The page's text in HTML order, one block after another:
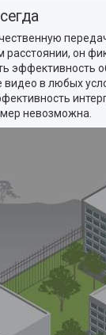
он
эффективность
в любых
невозможна.